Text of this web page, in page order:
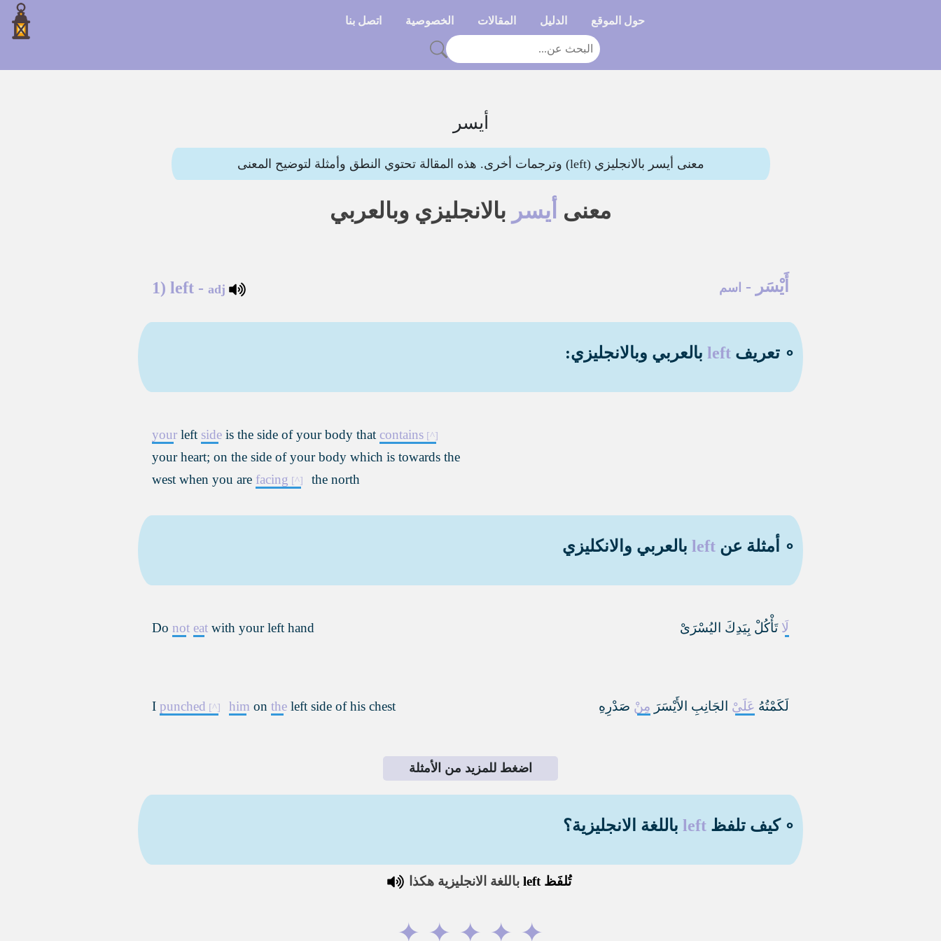
حول الموقع الدليل المقالات الخصوصية اتصل بنا
أيسر
معنى أيسر بالانجليزي (left) وترجمات أخرى. هذه المقالة تحتوي النطق وأمثلة لتوضيح المعنى
معنى أيسر بالانجليزي وبالعربي
أَيْسَر - اسم 1) left - adj
∘ تعريف left بالعربي وبالانجليزي:
your left side is the side of your body that contains
your heart; on the side of your body which is towards the
west when you are facing the north
∘ أمثلة عن left بالعربي والانكليزي
لَا تَأْكُلْ بِيَدِكَ اليُسْرَىْ Do not eat with your left hand
لَكَمْتُهُ عَلَىْ الجَانِبِ الأَيْسَرَ مِنْ صَدْرِهِ I punched him on the left side of his chest
اضغط للمزيد من الأمثلة
∘ كيف تلفظ left باللغة الانجليزية؟
تُلفَظ leftباللغة الانجليزية هكذا
✦
✦
✦
✦
✦